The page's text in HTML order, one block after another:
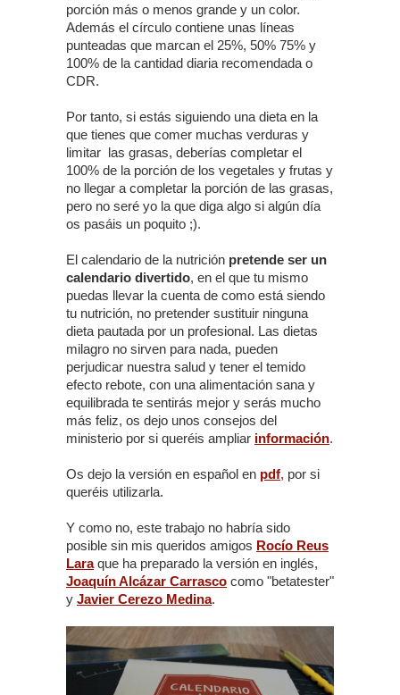
porción más o menos grande y un color.
Además el círculo contiene unas líneas
punteadas que marcan el 25%, 50% 75% y
100% de la cantidad diaria recomendada o
CDR.
Por tanto, si estás siguiendo una dieta en la
que tienes que comer muchas verduras y
limitar las grasas, deberías completar el
100% de la porción de los vegetales y frutas y
no llegar a completar la porción de las grasas,
pero no seré yo la que diga algo si algún día
os pasáis un poquito ;).
El calendario de la nutrición pretende ser un
calendario divertido, en el que tu mismo
puedas llevar la cuenta de como está siendo
tu nutrición, no pretender sustituir ninguna
dieta pautada por un profesional. Las dietas
milagro no sirven para nada, pueden
perjudicar nuestra salud y tener el temido
efecto rebote, con una alimentación sana y
equilibrada te sentirás mejor y serás mucho
más feliz, os dejo unos consejos del
ministerio por si queréis ampliar información.
Os dejo la versión en español en pdf, por si
queréis utilizarla.
Y como no, este trabajo no habría sido
posible sin mis queridos amigos Rocío Reus
Laraque ha preparado la versión en inglés,
Joaquín Alcázar Carrasco como "betatester"
y Javier Cerezo Medina.